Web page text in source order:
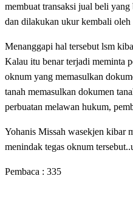
membuat transaksi jual beli yang
dan dilakukan ukur kembali
Menanggapi hal tersebut lsm
Kalau itu benar terjadi meminta
oknum yang memasulkan
tanah memasulkan dokumen
perbuatan melawan hukum,
Yohanis Missah wasekjen kibar
menindak tegas oknum
Pembaca : 335